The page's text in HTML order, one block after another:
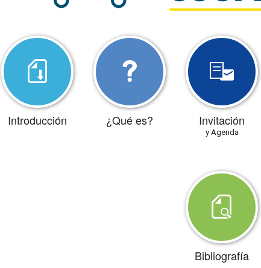
Introducción ¿Qué es? Invitación
y Agenda
Bibliografía